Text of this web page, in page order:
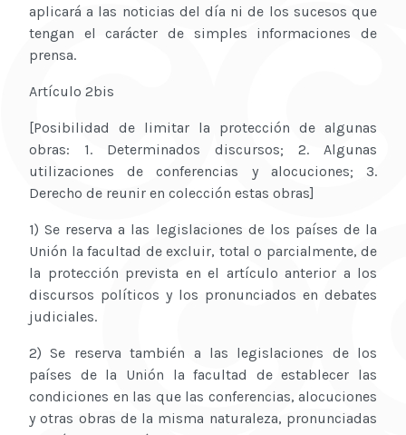
aplicará a las noticias del día ni de los sucesos que
tengan el carácter de simples informaciones de
prensa.
Artículo 2bis
[Posibilidad de limitar la protección de algunas
obras: 1. Determinados discursos; 2. Algunas
utilizaciones de conferencias y alocuciones; 3.
Derecho de reunir en colección estas obras]
1) Se reserva a las legislaciones de los países de la
Unión la facultad de excluir, total o parcialmente, de
la protección prevista en el artículo anterior a los
discursos políticos y los pronunciados en debates
judiciales.
2) Se reserva también a las legislaciones de los
países de la Unión la facultad de establecer las
condiciones en las que las conferencias, alocuciones
y otras obras de la misma naturaleza, pronunciadas